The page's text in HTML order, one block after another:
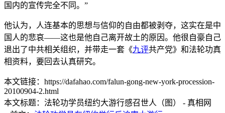
国内的宣传完全不同。”
他认为，人连基本的思想与信仰的自由都被剥夺，这实在是中
国人的悲哀——这也是他自己离开故土的原因。他很自豪自己
退出了中共相关组织，并带走一套《九评共产党》和法轮功真
相资料，要回去认真研究。
本文链接：https://dafahao.com/falun-gong-new-york-procession-
20100904-2.html
本文标题：法轮功学员纽约大游行感召世人（图） - 真相网